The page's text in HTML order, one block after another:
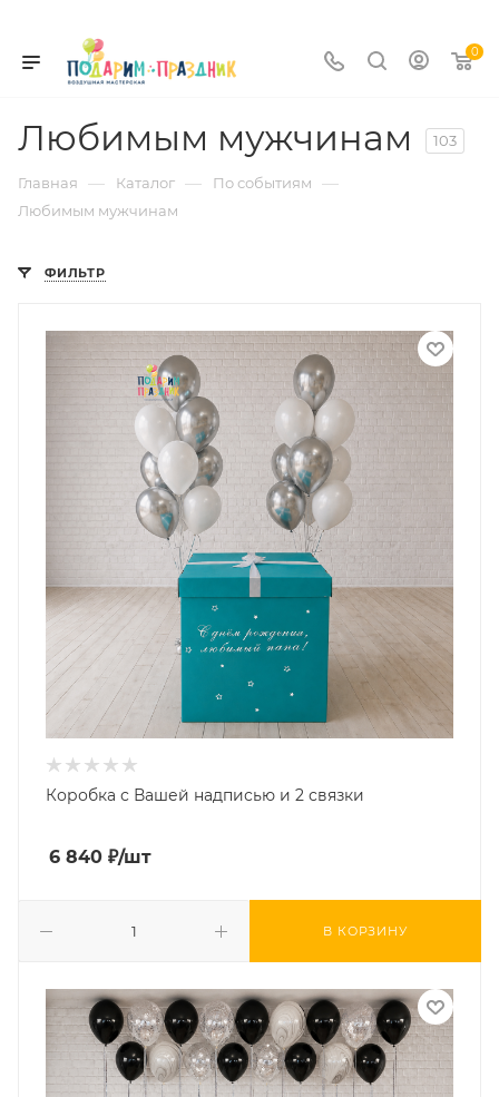
0
Любимым мужчинам 103
Главная — Каталог — По событиям —
Любимым мужчинам
ФИЛЬТР
Коробка с Вашей надписью и 2 связки
6 840 ₽/шт
В КОРЗИНУ